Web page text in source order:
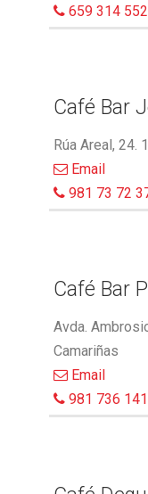
659 314 552
Café Bar
Rúa Areal, 24.
Email
981 73 72
Café Bar
Avda.
Camariñas
Email
981 736 141